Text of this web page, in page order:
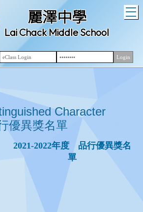
麗澤中學
Lai Chack Middle School